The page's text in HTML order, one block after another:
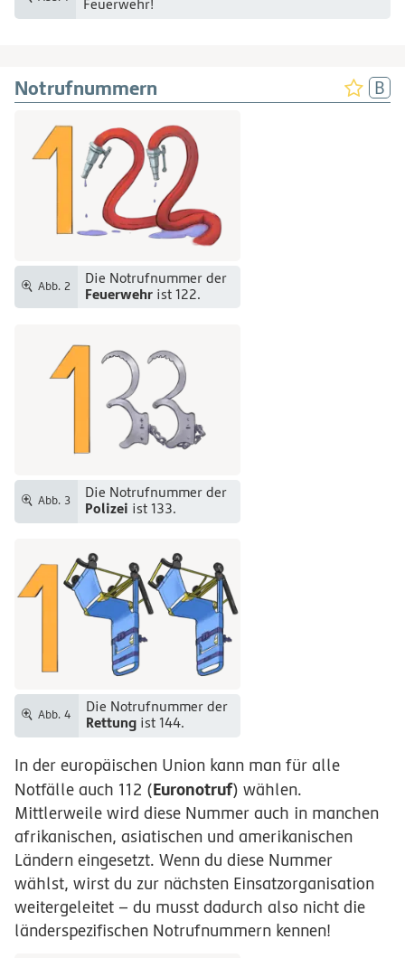
Feuerwehr!
Notrufnummern
Abb. 2 Die Notrufnummer der
Feuerwehrist 122.
Abb. 3 Die Notrufnummer der
Polizei ist 133.
Abb. 4 Die Notrufnummer der
Rettungist 144.
In der europäischen Union kann man für alle
Notfälle auch 112 (Euronotruf) wählen.
Mittlerweile wird diese Nummer auch in manchen
afrikanischen, asiatischen und amerikanischen
Ländern eingesetzt. Wenn du diese Nummer
wählst, wirst du zur nächsten Einsatzorganisation
weitergeleitet – du musst dadurch also nicht die
länderspezifischen Notrufnummern kennen!